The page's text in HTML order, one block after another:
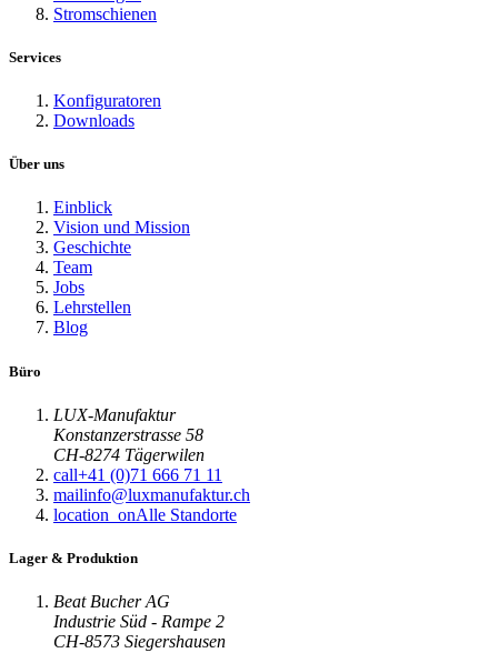
Stromschienen
Services
Konfiguratoren
Downloads
Über uns
Einblick
Vision und Mission
Geschichte
Team
Jobs
Lehrstellen
Blog
Büro
LUX-Manufaktur
Konstanzerstrasse 58
CH-8274 Tägerwilen
call+41 (0)71 666 71 11
mailinfo@luxmanufaktur.ch
location_onAlle Standorte
Lager & Produktion
Beat Bucher AG
Industrie Süd - Rampe 2
CH-8573 Siegershausen